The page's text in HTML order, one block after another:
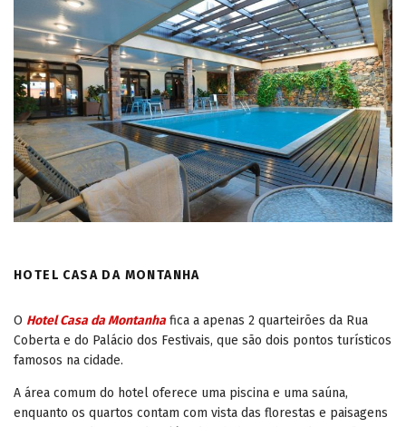
HOTEL CASA DA MONTANHA
O Hotel Casa da Montanha fica a apenas 2 quarteirões da Rua
Coberta e do Palácio dos Festivais, que são dois pontos turísticos
famosos na cidade.
A área comum do hotel oferece uma piscina e uma saúna,
enquanto os quartos contam com vista das florestas e paisagens